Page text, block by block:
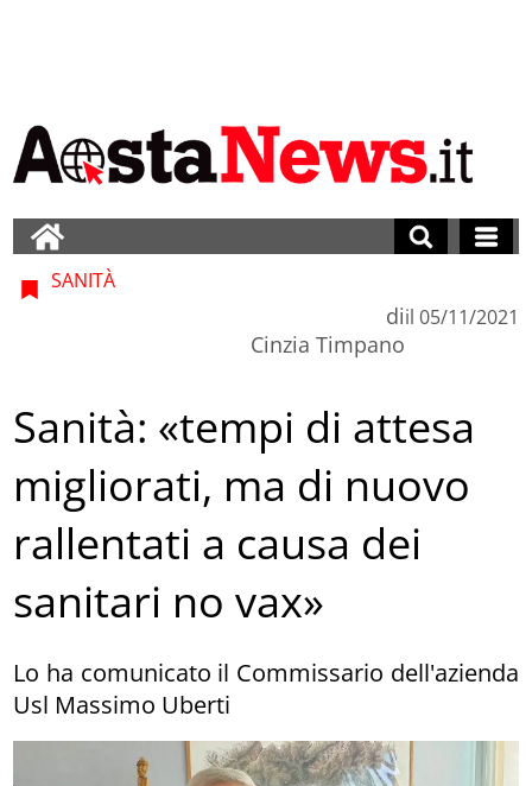
SANITÀ
di
Cinzia Timpano
il 05/11/2021
Sanità: «tempi di attesa
migliorati, ma di nuovo
rallentati a causa dei
sanitari no vax»
Lo ha comunicato il Commissario dell'azienda
Usl Massimo Uberti